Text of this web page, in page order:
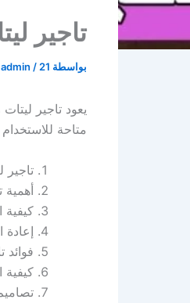
تاجير ليتات زينة
بواسطة admin /21 نوفمبر، 2023
يعود تاجير
متاحة
تاجير
أهمية
كيفية
إعادة
فوائد
كيفية